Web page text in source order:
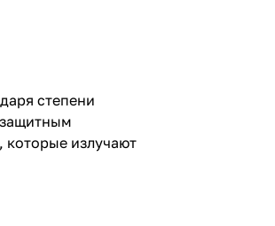
степени
которые излучают